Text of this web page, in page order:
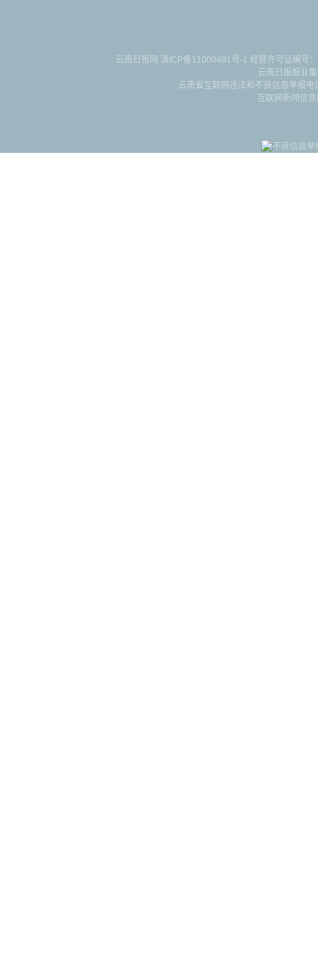
云南日报网 滇ICP备11000491号-1 经营许可证编号
云南日报报业
云南省互联网违法和不良信息举报
互联网新闻信